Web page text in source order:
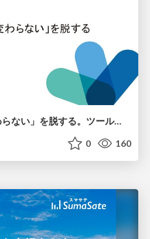
「AIを入れたのに変わらない」を脱する。ツール導入から文化定着まで、1年間の実践知を公開
0 160